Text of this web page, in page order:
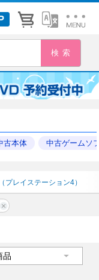
古本体 中古ゲームソ
プレイステーション4）